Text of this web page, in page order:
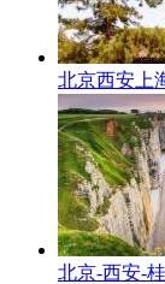
北京西安上
北京-西安-